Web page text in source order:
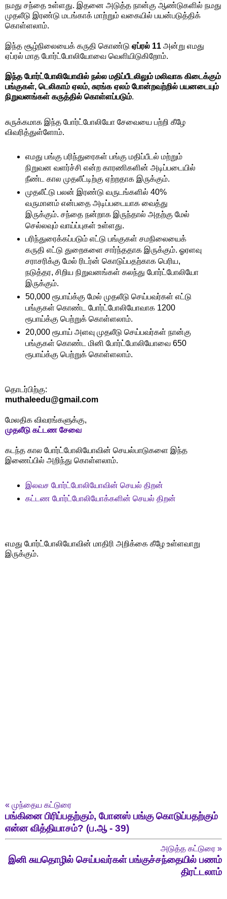
நமது சந்தை உள்ளது. இதனை அடுத்த நான்கு ஆண்டுகளில் நமது
முதலீடு இரண்டு மடங்காக் மாற்றும் வகையில் பயன்படுத்திக்
கொள்ளலாம்.
இந்த சூழ்நிலையைக் கருதி கொண்டு ஏப்ரல் 11 அன்று எமது
ஏப்ரல் மாத போர்ட்போலியோவை வெளியிடுகிறோம்.
இந்த போர்ட்போலியோவில் நல்ல மதிப்பீடலிலும் மலிவாக கிடைக்கும்
பங்குகள், டெலிகாம் ஏலம், சுரங்க ஏலம் போன்றவற்றில் பயனடையும்
நிறுவனங்கள் கருத்தில் கொள்ளப்படும்.
சுருக்கமாக இந்த போர்ட்போலியோ சேவையை பற்றி கீழே
விவரித்துள்ளோம்.
எமது பங்கு பரிந்துரைகள் பங்கு மதிப்பீடல் மற்றும்
நிறுவன வளர்ச்சி என்ற காரணிகளின் அடிப்படையில்
நீண்ட கால முதலீட்டிற்கு ஏற்றதாக இருக்கும்.
முதலீட்டு பலன் இரண்டு வருடங்களில் 40%
வருமானம் என்பதை அடிப்படையாக வைத்து
இருக்கும். சந்தை நன்றாக இருந்தால் அதற்கு மேல்
செல்லவும் வாய்ப்புகள் உள்ளது.
பரிந்துரைக்கப்படும் எட்டு பங்குகள் சமநிலையைக்
கருதி எட்டு துறைகளை சார்ந்ததாக இருக்கும். ஓரளவு
சராசரிக்கு மேல் ரிடர்ன் கொடுப்பதற்காக பெரிய,
நடுத்தர, சிறிய நிறுவனங்கள் கலந்து போர்ட்போலியோ
இருக்கும்.
50,000 ரூபாய்க்கு மேல் முதலீடு செய்பவர்கள் எட்டு
பங்குகள் கொண்ட போர்ட்போலியோவாக 1200
ரூபாய்க்கு பெற்றுக் கொள்ளலாம்.
20,000 ரூபாய் அளவு முதலீடு செய்பவர்கள் நான்கு
பங்குகள் கொண்ட மினி போர்ட்போலியோவை 650
ரூபாய்க்கு பெற்றுக் கொள்ளலாம்.
தொடர்பிற்கு:
muthaleedu@gmail.com
மேலதிக விவரங்களுக்கு,
முதலீடு கட்டண சேவை
கடந்த கால போர்ட்போலியோவின் செயல்பாடுகளை இந்த
இணைப்பில் அறிந்து கொள்ளலாம்.
இலவச போர்ட்போலியோவின் செயல் திறன்
கட்டண போர்ட்போலியோக்களின் செயல் திறன்
எமது போர்ட்போலியோவின் மாதிரி அறிக்கை கீழே உள்ளவாறு
இருக்கும்.
« முந்தைய கட்டுரை
பங்கினை பிரிப்பதற்கும், போனஸ் பங்கு கொடுப்பதற்கும்
என்ன வித்தியாசம்? (ப.ஆ - 39)
அடுத்த கட்டுரை »
இனி சுயதொழில் செய்பவர்கள் பங்குச்சந்தையில் பணம்
திரட்டலாம்